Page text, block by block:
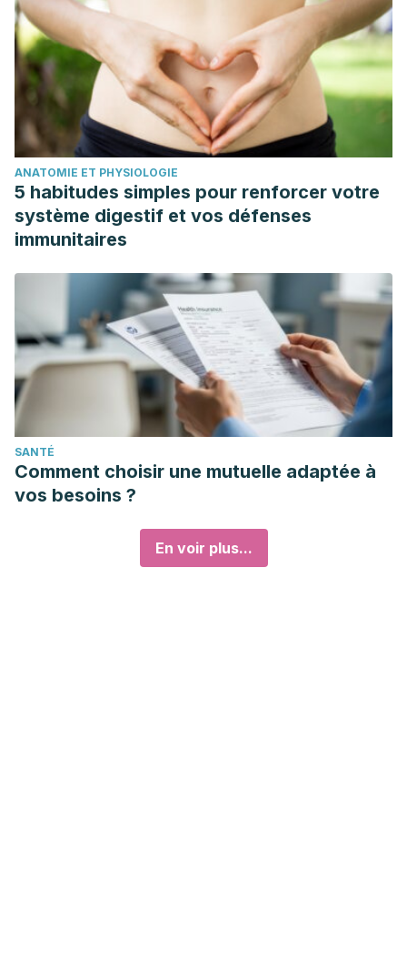
ANATOMIE ET PHYSIOLOGIE
5 habitudes simples pour renforcer votre
système digestif et vos défenses
immunitaires
SANTÉ
Comment choisir une mutuelle adaptée à
vos besoins ?
En voir plus...